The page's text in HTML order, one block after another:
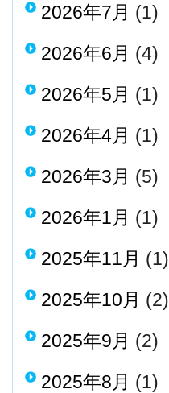
2026年7月 (1)
2026年6月 (4)
2026年5月 (1)
2026年4月 (1)
2026年3月 (5)
2026年1月 (1)
2025年11月 (1)
2025年10月 (2)
2025年9月 (2)
2025年8月 (1)